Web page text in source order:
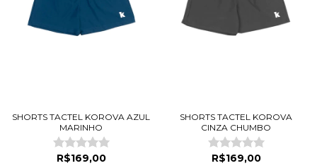
SHORTS TACTEL KOROVA AZUL
MARINHO
R$169,00
SHORTS TACTEL KOROVA
CINZA CHUMBO
R$169,00